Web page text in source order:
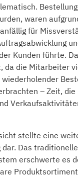
waren
für
Kunden führte.
da die Mitarbeiter
– Zeit,
stellte eine
dar. Das traditionelle
erschwerte es